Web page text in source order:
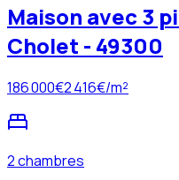
Maison avec 3
Cholet - 49300
186 000€2 416€/m²
2 chambres